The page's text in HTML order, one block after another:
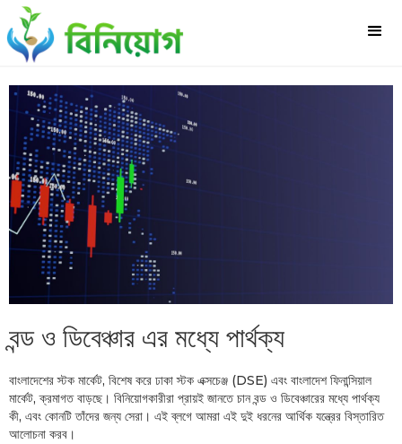
বন্ড ও ডিবেঞ্চার এর মধ্যে পার্থক্য
বাংলাদেশের স্টক মার্কেট, বিশেষ করে ঢাকা স্টক এক্সচেঞ্জ (DSE) এবং বাংলাদেশ ফিনান্সিয়াল
মার্কেট, ক্রমাগত বাড়ছে। বিনিয়োগকারীরা প্রায়ই জানতে চান বন্ড ও ডিবেঞ্চারের মধ্যে পার্থক্য
কী, এবং কোনটি তাঁদের জন্য সেরা। এই ব্লগে আমরা এই দুই ধরনের আর্থিক যন্ত্রের বিস্তারিত
আলোচনা করব।